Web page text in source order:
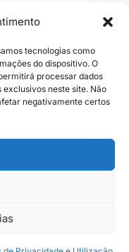
tecnologias como
do dispositivo. O
processar dados
neste site. Não
negativamente certos
Masculino